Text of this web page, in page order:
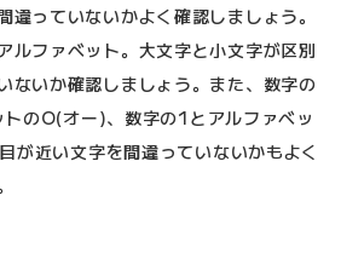
違っていないかよく確認しましょう。
ルファベット。大文字と小文字が区別
ないか確認しましょう。また、数字の
のO(オー)、数字の1とアルファベッ
が近い文字を間違っていないかもよく